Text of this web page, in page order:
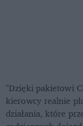
"Dzięki pakietowi
kierowcy realnie
działania, które